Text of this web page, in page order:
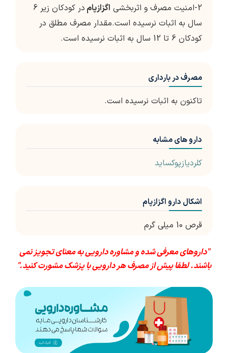
2-امنیت مصرف و اثربخشی
اگزازپام
در کودکان زیر 6
سال به اثبات نرسیده است.مقدار مصرف مطلق در
کودکان 6 تا 12 سال به اثبات نرسیده است.
مصرف در بارداری
تاکنون به اثبات نرسیده است.
دارو های مشابه
کلردیازپوکساید
اشکال دارو اگزازپام
قرص 10 میلی گرم
"داروهای معرفی شده و مشاوره دارویی به معنای تجویز نمی
باشند. لطفا پیش از مصرف هر دارویی با پزشک مشورت کنید."